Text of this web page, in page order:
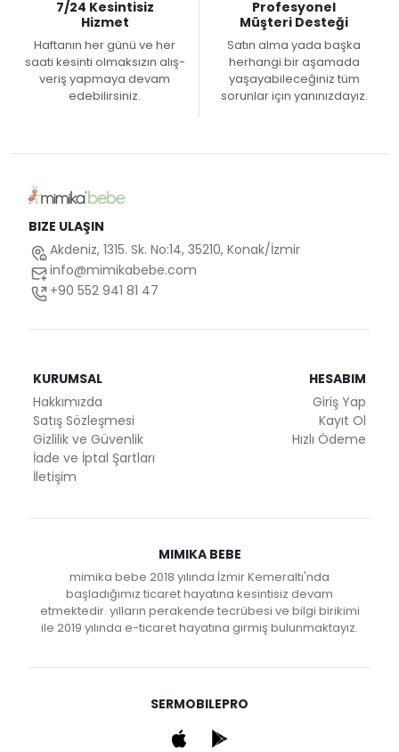
7/24 Kesintisiz
Hizmet
Haftanın her günü ve her
saati kesinti olmaksızın alış-
veriş yapmaya devam
edebilirsiniz.
Profesyonel
Müşteri Desteği
Satın alma yada başka
herhangi bir aşamada
yaşayabileceğiniz tüm
sorunlar için yanınızdayız.
BIZE ULAŞIN
Akdeniz, 1315. Sk. No:14, 35210, Konak/İzmir
info@mimikabebe.com
+90 552 941 81 47
KURUMSAL
Hakkımızda
Satış Sözleşmesi
Gizlilik ve Güvenlik
İade ve İptal Şartları
İletişim
HESABIM
Giriş Yap
Kayıt Ol
Hızlı Ödeme
MIMIKA BEBE
mimika bebe 2018 yılında İzmir Kemeraltı'nda
başladığımız ticaret hayatına kesintisiz devam
etmektedir. yılların perakende tecrübesi ve bilgi birikimi
ile 2019 yılında e-ticaret hayatına girmiş bulunmaktayız.
SERMOBILEPRO